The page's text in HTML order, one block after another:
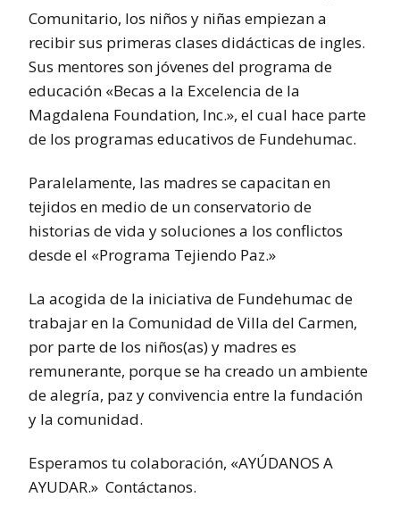
Comunitario, los niños y niñas empiezan a
recibir sus primeras clases didácticas de ingles.
Sus mentores son jóvenes del programa de
educación «Becas a la Excelencia de la
Magdalena Foundation, Inc.», el cual hace parte
de los programas educativos de Fundehumac.
Paralelamente, las madres se capacitan en
tejidos en medio de un conservatorio de
historias de vida y soluciones a los conflictos
desde el «Programa Tejiendo Paz.»
La acogida de la iniciativa de Fundehumac de
trabajar en la Comunidad de Villa del Carmen,
por parte de los niños(as) y madres es
remunerante, porque se ha creado un ambiente
de alegría, paz y convivencia entre la fundación
y la comunidad.
Esperamos tu colaboración, «AYÚDANOS A
AYUDAR.» Contáctanos.